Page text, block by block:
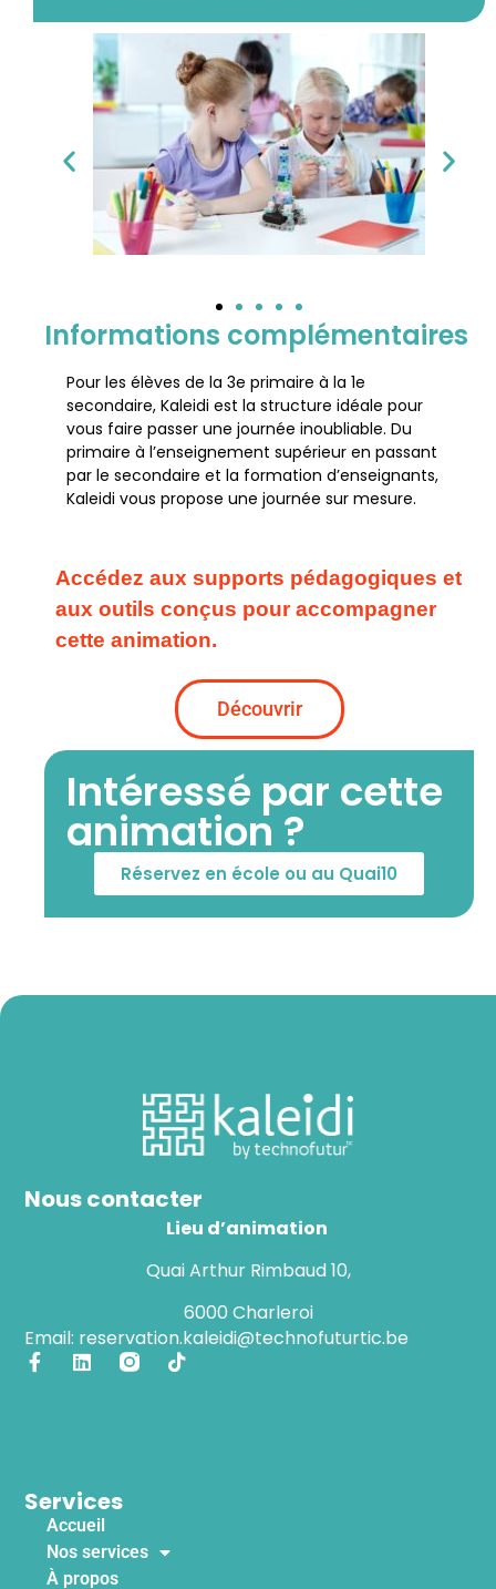
Intéressé par cette
animation ?
Réservez en école ou au Quai10
Informations complémentaires
Pour les élèves de la 3e primaire à la 1e
secondaire, Kaleidi est la structure idéale pour
vous faire passer une journée inoubliable. Du
primaire à l’enseignement supérieur en passant
par le secondaire et la formation d’enseignants,
Kaleidi vous propose une journée sur mesure.
Accédez aux supports pédagogiques et
aux outils conçus pour accompagner
cette animation.
Découvrir
Services
Accueil
Nos services
À propos
Nous contacter
Lieu d’animation
Quai Arthur Rimbaud 10,
6000 Charleroi
Email: reservation.kaleidi@technofuturtic.be